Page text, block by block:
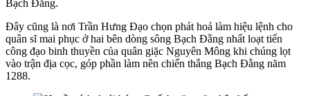
Bạch Đằng.
Đây cũng là nơi Trần Hưng Đạo chọn phát hoả làm hiệu lệnh cho
quân sĩ mai phục ở hai bên dòng sông Bạch Đằng nhất loạt tiến
công đạo binh thuyền của quân giặc Nguyên Mông khi chúng lọt
vào trận địa cọc, góp phần làm nên chiến thắng Bạch Đằng năm
1288.